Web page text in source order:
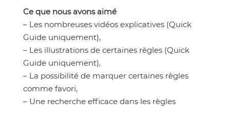
Ce que nous avons aimé
– Les nombreuses vidéos explicatives (Quick
Guide uniquement),
– Les illustrations de certaines règles (Quick
Guide uniquement),
– La possibilité de marquer certaines règles
comme favori,
– Une recherche efficace dans les règles